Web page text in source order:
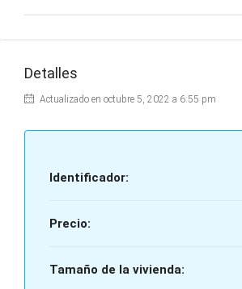
Detalles
Actualizado en octubre 5, 2022 a 6:55 pm
Identificador:
Precio:
Tamaño de la vivienda: